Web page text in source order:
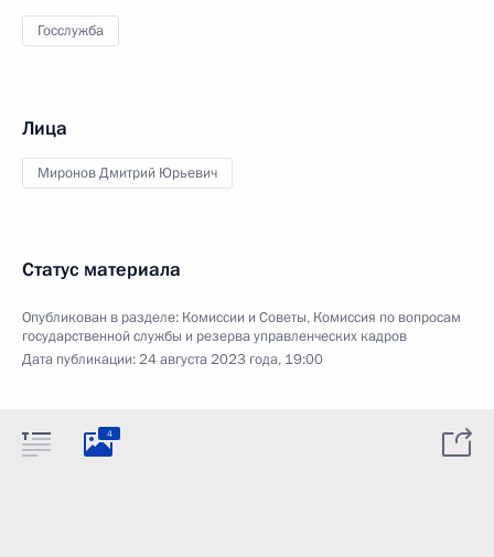
Госслужба
Лица
Миронов Дмитрий Юрьевич
Статус материала
Опубликован в разделе: Комиссии и Советы, Комиссия по вопросам
государственной службы и резерва управленческих кадров
Дата публикации:24 августа 2023 года, 19:00
4